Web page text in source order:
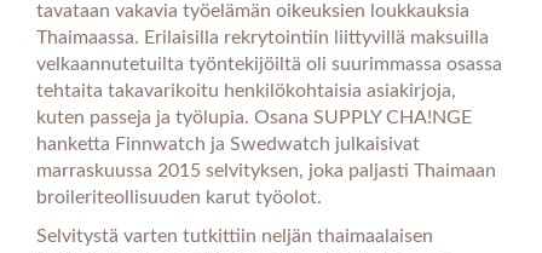
tavataan vakavia työelämän oikeuksien loukkauksia
Thaimaassa. Erilaisilla rekrytointiin liittyvillä maksuilla
velkaannutetuilta työntekijöiltä oli suurimmassa osassa
tehtaita takavarikoitu henkilökohtaisia asiakirjoja,
kuten passeja ja työlupia. Osana SUPPLY CHA!NGE
hanketta Finnwatch ja Swedwatch julkaisivat
marraskuussa 2015 selvityksen, joka paljasti Thaimaan
broileriteollisuuden karut työolot.
Selvitystä varten tutkittiin neljän thaimaalaisen